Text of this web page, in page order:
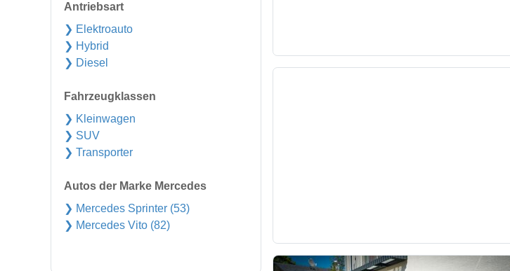
Antriebsart
❯ Elektroauto
❯ Hybrid
❯ Diesel
Fahrzeugklassen
❯ Kleinwagen
❯ SUV
❯ Transporter
Autos der Marke Mercedes
❯ Mercedes Sprinter (53)
❯ Mercedes Vito (82)